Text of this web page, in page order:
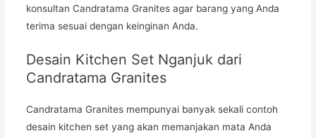
konsultan Candratama Granites agar barang yang Anda
terima sesuai dengan keinginan Anda.
Desain Kitchen Set Nganjuk dari
Candratama Granites
Candratama Granites mempunyai banyak sekali contoh
desain kitchen set yang akan memanjakan mata Anda